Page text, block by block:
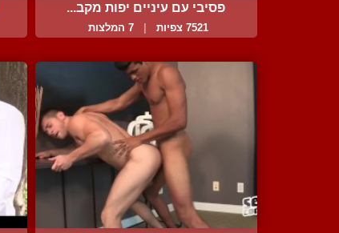
פסיבי עם עיניים יפות מקב...
7521 צפיות 7 המלצות